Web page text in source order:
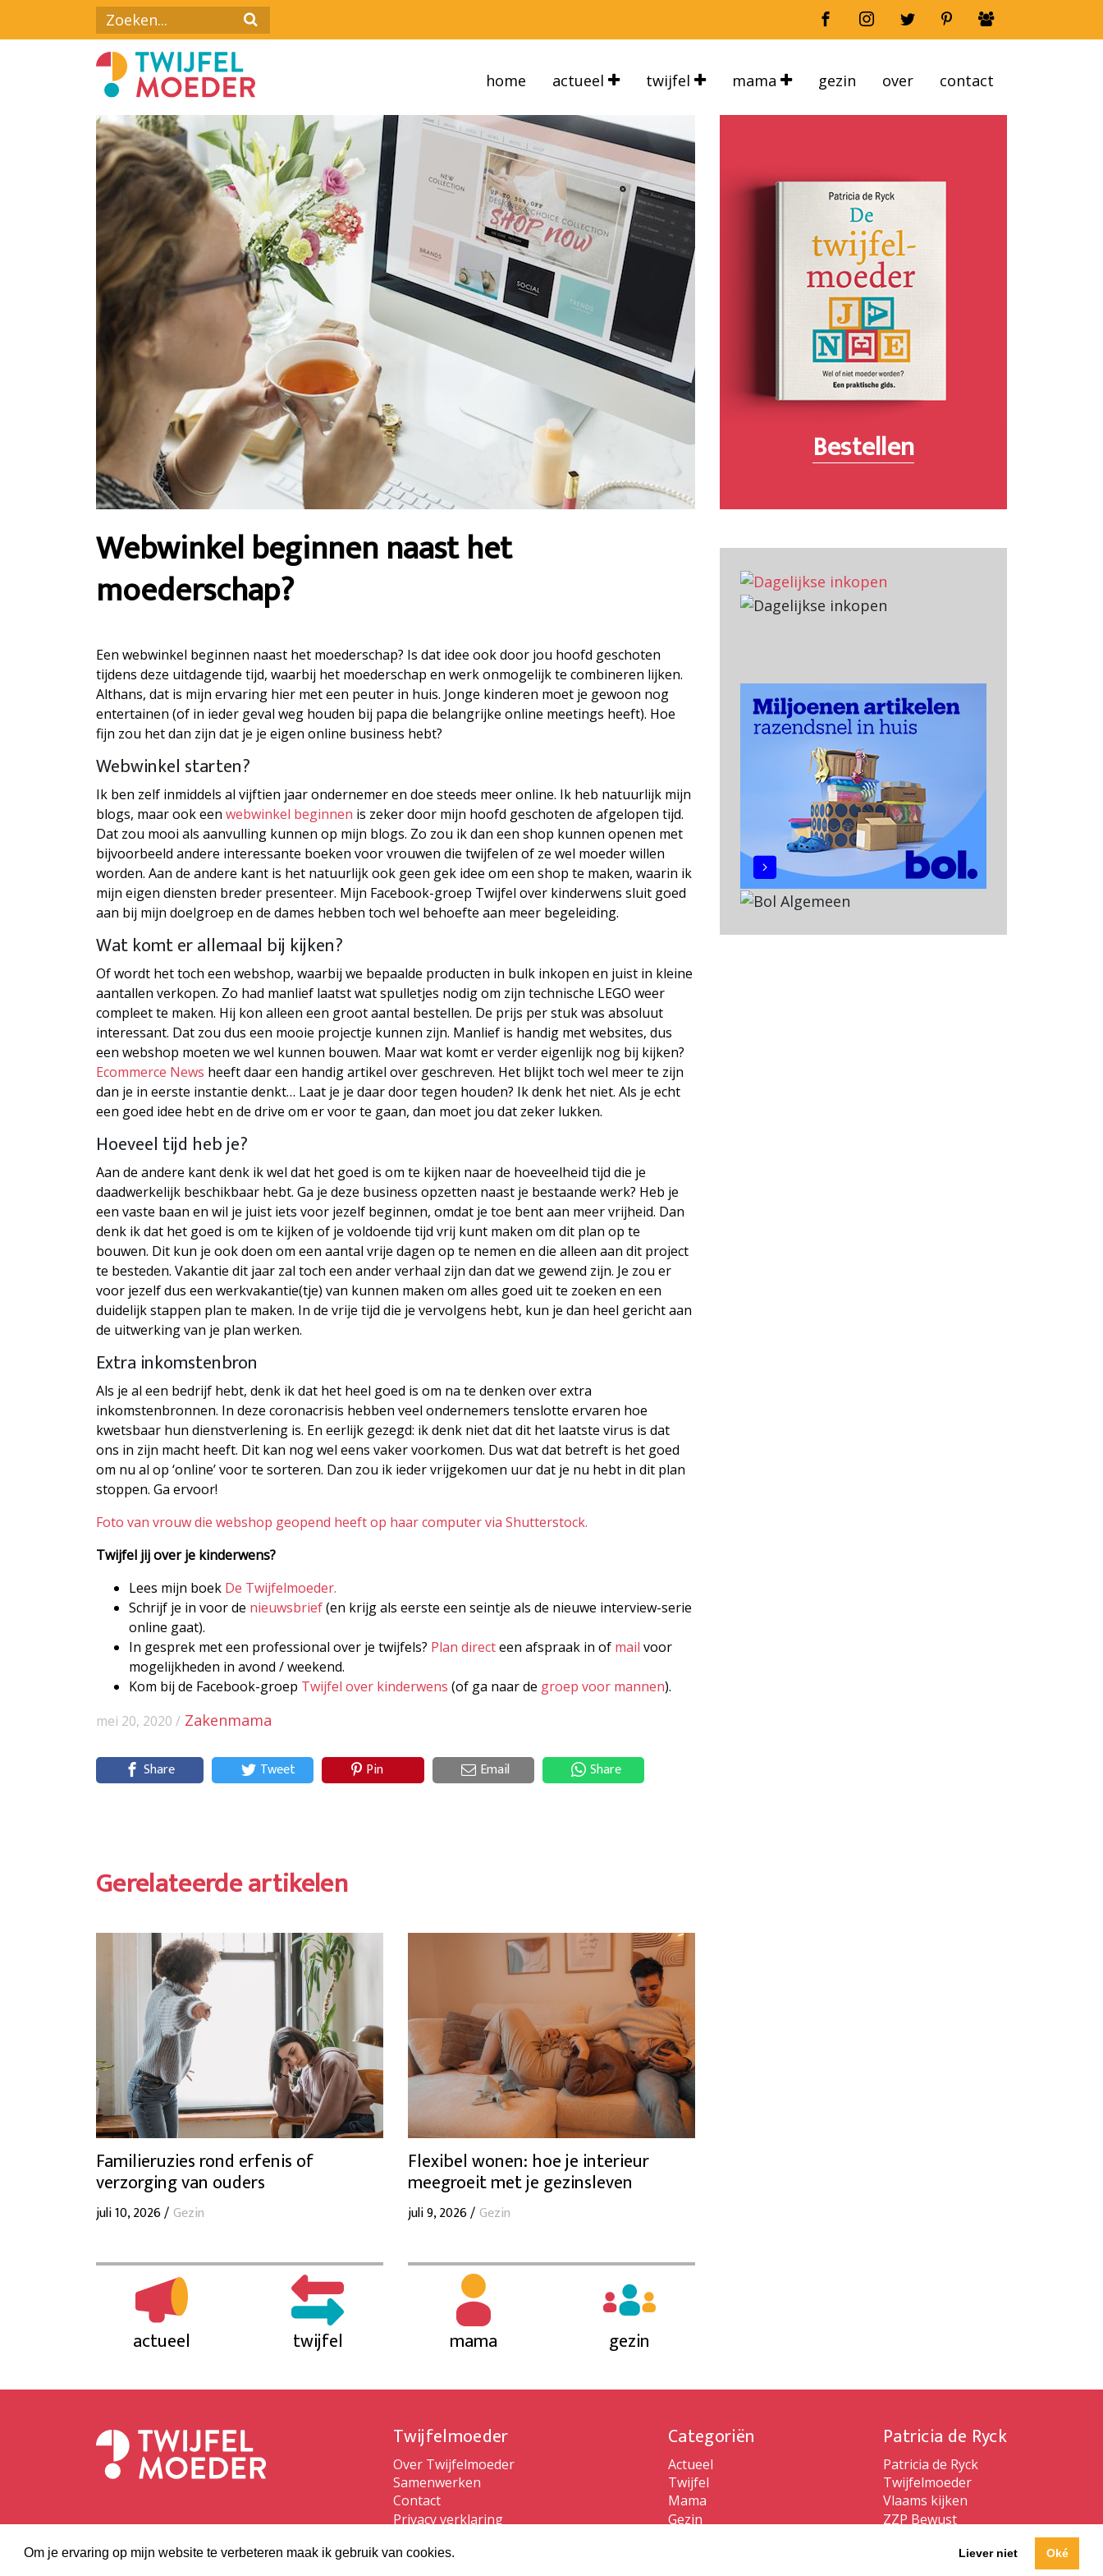
Om je ervaring op mijn website te verbeteren maak ik gebruik van cookies. Liever niet Oké
home actueel twijfel mama gezin over contact
Bestellen
Webwinkel beginnen naast het
moederschap?
Een webwinkel beginnen naast het moederschap? Is dat idee ook door jou hoofd geschoten
tijdens deze uitdagende tijd, waarbij het moederschap en werk onmogelijk te combineren lijken.
Althans, dat is mijn ervaring hier met een peuter in huis. Jonge kinderen moet je gewoon nog
entertainen (of in ieder geval weg houden bij papa die belangrijke online meetings heeft). Hoe
fijn zou het dan zijn dat je je eigen online business hebt?
Webwinkel starten?
Ik ben zelf inmiddels al vijftien jaar ondernemer en doe steeds meer online. Ik heb natuurlijk mijn
blogs, maar ook een webwinkel beginnen is zeker door mijn hoofd geschoten de afgelopen tijd.
Dat zou mooi als aanvulling kunnen op mijn blogs. Zo zou ik dan een shop kunnen openen met
bijvoorbeeld andere interessante boeken voor vrouwen die twijfelen of ze wel moeder willen
worden. Aan de andere kant is het natuurlijk ook geen gek idee om een shop te maken, waarin ik
mijn eigen diensten breder presenteer. Mijn Facebook-groep Twijfel over kinderwens sluit goed
aan bij mijn doelgroep en de dames hebben toch wel behoefte aan meer begeleiding.
Wat komt er allemaal bij kijken?
Of wordt het toch een webshop, waarbij we bepaalde producten in bulk inkopen en juist in kleine
aantallen verkopen. Zo had manlief laatst wat spulletjes nodig om zijn technische LEGO weer
compleet te maken. Hij kon alleen een groot aantal bestellen. De prijs per stuk was absoluut
interessant. Dat zou dus een mooie projectje kunnen zijn. Manlief is handig met websites, dus
een webshop moeten we wel kunnen bouwen. Maar wat komt er verder eigenlijk nog bij kijken?
Ecommerce News heeft daar een handig artikel over geschreven. Het blijkt toch wel meer te zijn
dan je in eerste instantie denkt… Laat je je daar door tegen houden? Ik denk het niet. Als je echt
een goed idee hebt en de drive om er voor te gaan, dan moet jou dat zeker lukken.
Hoeveel tijd heb je?
Aan de andere kant denk ik wel dat het goed is om te kijken naar de hoeveelheid tijd die je
daadwerkelijk beschikbaar hebt. Ga je deze business opzetten naast je bestaande werk? Heb je
een vaste baan en wil je juist iets voor jezelf beginnen, omdat je toe bent aan meer vrijheid. Dan
denk ik dat het goed is om te kijken of je voldoende tijd vrij kunt maken om dit plan op te
bouwen. Dit kun je ook doen om een aantal vrije dagen op te nemen en die alleen aan dit project
te besteden. Vakantie dit jaar zal toch een ander verhaal zijn dan dat we gewend zijn. Je zou er
voor jezelf dus een werkvakantie(tje) van kunnen maken om alles goed uit te zoeken en een
duidelijk stappen plan te maken. In de vrije tijd die je vervolgens hebt, kun je dan heel gericht aan
de uitwerking van je plan werken.
Extra inkomstenbron
Als je al een bedrijf hebt, denk ik dat het heel goed is om na te denken over extra
inkomstenbronnen. In deze coronacrisis hebben veel ondernemers tenslotte ervaren hoe
kwetsbaar hun dienstverlening is. En eerlijk gezegd: ik denk niet dat dit het laatste virus is dat
ons in zijn macht heeft. Dit kan nog wel eens vaker voorkomen. Dus wat dat betreft is het goed
om nu al op ‘online’ voor te sorteren. Dan zou ik ieder vrijgekomen uur dat je nu hebt in dit plan
stoppen. Ga ervoor!
Foto van vrouw die webshop geopend heeft op haar computer via Shutterstock.
Twijfel jij over je kinderwens?
Lees mijn boek De Twijfelmoeder.
Schrijf je in voor de nieuwsbrief(en krijg als eerste een seintje als de nieuwe interview-serie
online gaat).
In gesprek met een professional over je twijfels? Plan directeen afspraak in of mail voor
mogelijkheden in avond / weekend.
Kom bij de Facebook-groep Twijfel over kinderwens (of ga naar de groep voor mannen).
mei 20, 2020 / Zakenmama
Share Tweet Pin Email Share
Gerelateerde artikelen
Familieruzies rond erfenis of
verzorging van ouders
juli 10, 2026 /Gezin
Flexibel wonen: hoe je interieur
meegroeit met je gezinsleven
juli 9, 2026 /Gezin
actueel twijfel mama gezin
Twijfelmoeder
Over Twijfelmoeder
Samenwerken
Contact
Privacy verklaring
Categoriën
Actueel
Twijfel
Mama
Gezin
Patricia de Ryck
Patricia de Ryck
Twijfelmoeder
Vlaams kijken
ZZP Bewust